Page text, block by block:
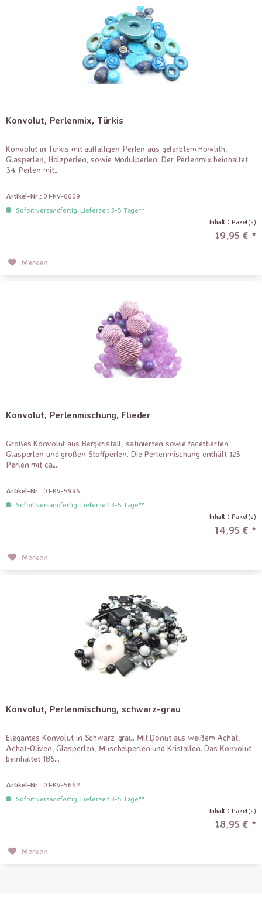
Konvolut, Perlenmix, Türkis
Konvolut in Türkis mit auffälligen Perlen aus gefärbtem Howlith,
Glasperlen, Holzperlen, sowie Modulperlen. Der Perlenmix beinhaltet
34 Perlen mit...
Artikel-Nr.: 01-KV-6009
Sofort versandfertig, Lieferzeit 3-5 Tage**
Inhalt 1 Paket(e)
19,95 € *
Merken
Konvolut, Perlenmischung, Flieder
Großes Konvolut aus Bergkristall, satinierten sowie facettierten
Glasperlen und großen Stoffperlen. Die Perlenmischung enthält 123
Perlen mit ca....
Artikel-Nr.: 01-KV-5996
Sofort versandfertig, Lieferzeit 3-5 Tage**
Inhalt 1 Paket(e)
14,95 € *
Merken
Konvolut, Perlenmischung, schwarz-grau
Elegantes Konvolut in Schwarz-grau. Mit Donut aus weißem Achat,
Achat-Oliven, Glasperlen, Muschelperlen und Kristallen. Das Konvolut
beinhaltet 185...
Artikel-Nr.: 01-KV-5662
Sofort versandfertig, Lieferzeit 3-5 Tage**
Inhalt 1 Paket(e)
18,95 € *
Merken